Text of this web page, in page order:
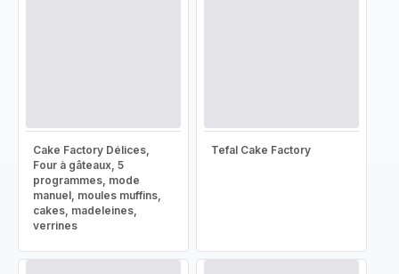
Cake Factory Délices,
Four à gâteaux, 5
programmes, mode
manuel, moules muffins,
cakes, madeleines,
verrines
Tefal Cake Factory